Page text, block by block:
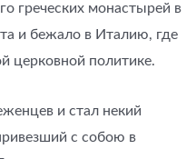
греческих монастырей в
и бежало в Италию, где
церковной политике.
и стал некий
с собою в